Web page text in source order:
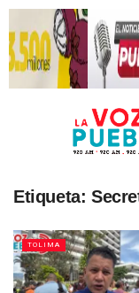
Etiqueta:
TOLIMA